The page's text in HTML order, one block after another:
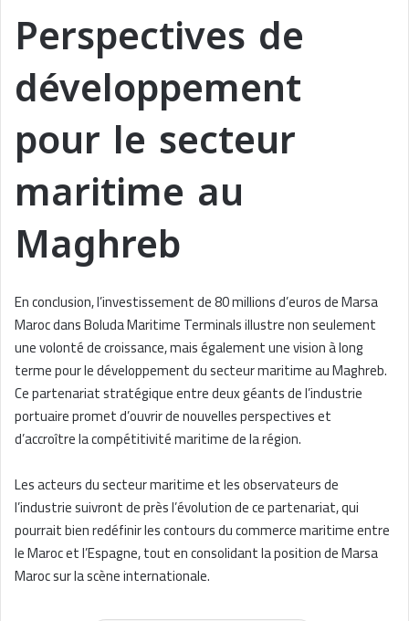
Perspectives de
développement
pour le secteur
maritime au
Maghreb
En conclusion, l’investissement de 80 millions d’euros de Marsa
Maroc dans Boluda Maritime Terminals illustre non seulement
une volonté de croissance, mais également une vision à long
terme pour le développement du secteur maritime au Maghreb.
Ce partenariat stratégique entre deux géants de l’industrie
portuaire promet d’ouvrir de nouvelles perspectives et
d’accroître la compétitivité maritime de la région.
Les acteurs du secteur maritime et les observateurs de
l’industrie suivront de près l’évolution de ce partenariat, qui
pourrait bien redéfinir les contours du commerce maritime entre
le Maroc et l’Espagne, tout en consolidant la position de Marsa
Maroc sur la scène internationale.